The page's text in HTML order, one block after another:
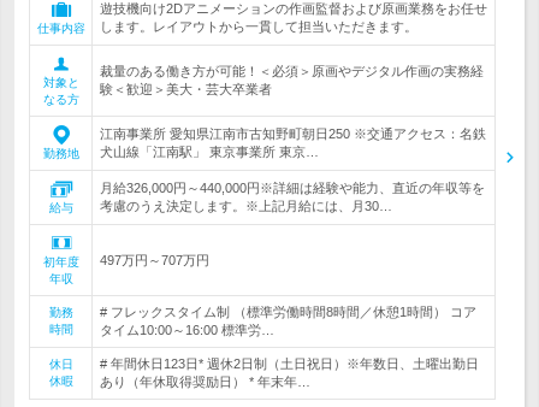
仕事内容
遊技機向け2Dアニメーションの作画監督および原画業務をお任せ
します。レイアウトから一貫して担当いただきます。
対象と
なる方
裁量のある働き方が可能！＜必須＞原画やデジタル作画の実務経
験＜歓迎＞美大・芸大卒業者
勤務地
江南事業所 愛知県江南市古知野町朝日250 ※交通アクセス：名鉄
犬山線「江南駅」 東京事業所 東京…
給与
月給326,000円～440,000円※詳細は経験や能力、直近の年収等を
考慮のうえ決定します。※上記月給には、月30…
初年度
年収
497万円～707万円
勤務
時間
# フレックスタイム制 （標準労働時間8時間／休憩1時間） コア
タイム10:00～16:00 標準労…
休日
休暇
# 年間休日123日* 週休2日制（土日祝日）※年数日、土曜出勤日
あり（年休取得奨励日） * 年末年…